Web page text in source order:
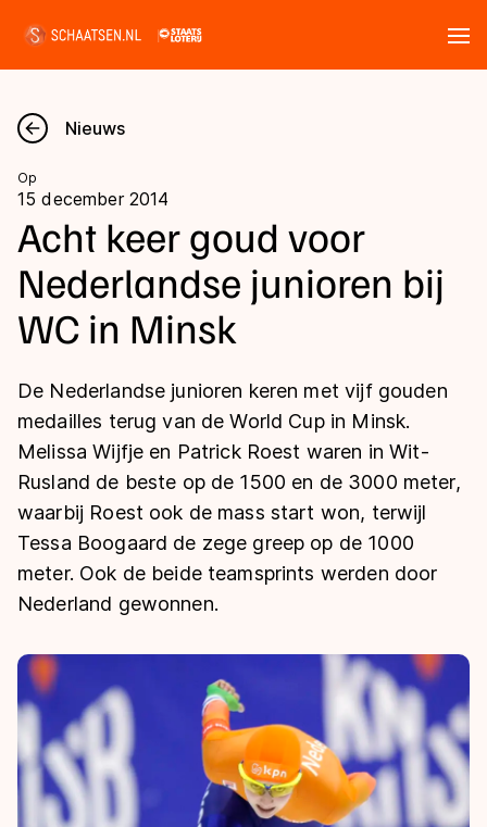
Nieuws
Kalender
Disciplines
Marathon
Inlineskaten
Kunstschaatsen
Schoonrijden
Natuurijs
Uitslagen
Langebaan
Shorttrack
Marathon
Inlineskaten
Kunstschaatsen
Tijden & historie
Ranglijsten Langebaan
Persoonlijke records & tijden
Historie & statistiek
De weg op
Inschrijven wedstrijden
Algemene Nederlandse Schaatstijd
Deze zomer de weg op
Waar kan ik schaatsen en skaten?
Schaatsfans
Alles voor jou als schaatsfan
Evenementen
Tickets
Livestreams
Word schaatsfan!
Winacties
Olympische Spelen
Medaille overzicht
Medaillespiegel
Olympische uitslagen
Nieuws
Op
15 december 2014
Acht keer goud voor
Nederlandse junioren bij
WC in Minsk
De Nederlandse junioren keren met vijf gouden
medailles terug van de World Cup in Minsk.
Melissa Wijfje en Patrick Roest waren in Wit-
Rusland de beste op de 1500 en de 3000 meter,
waarbij Roest ook de mass start won, terwijl
Tessa Boogaard de zege greep op de 1000
meter. Ook de beide teamsprints werden door
Nederland gewonnen.